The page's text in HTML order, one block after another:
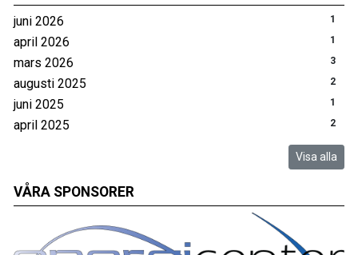
juni 2026 1
april 2026 1
mars 2026 3
augusti 2025 2
juni 2025 1
april 2025 2
Visa alla
VÅRA SPONSORER